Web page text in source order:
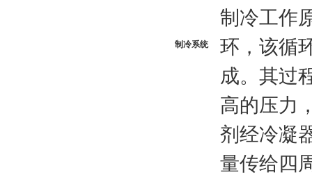
制冷系统
制冷工作
环，该循
成。其过
高的压力
剂 经冷凝
量传给四